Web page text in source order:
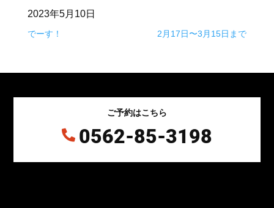
2023年5月10日
でーす！ 2月17日〜3月15日まで
ご予約はこちら
 0562-85-3198